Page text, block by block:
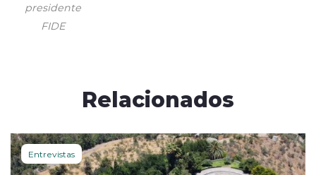
presidente
FIDE
Relacionados
Entrevistas